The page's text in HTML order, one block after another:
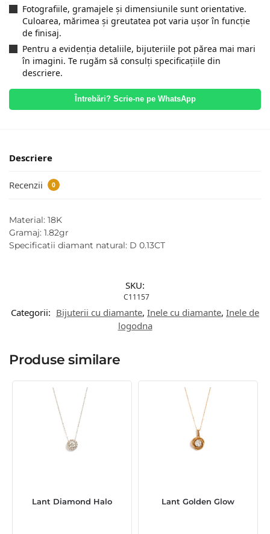
Fotografiile, gramajele și dimensiunile sunt orientative.
Culoarea, mărimea și greutatea pot varia ușor în funcție
de finisaj.
Pentru a evidenția detaliile, bijuteriile pot părea mai mari
în imagini. Te rugăm să consulți specificațiile din
descriere.
Întrebări? Scrie-ne pe WhatsApp
Descriere
Recenzii 0
Material: 18K
Gramaj: 1.82gr
Specificatii diamant natural: D 0.13CT
SKU:
C11157
Categorii: Bijuterii cu diamante, Inele cu diamante, Inele de
logodna
Produse similare
Lant Diamond Halo Lant Golden Glow